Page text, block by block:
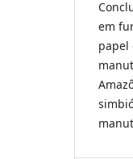
em
papel